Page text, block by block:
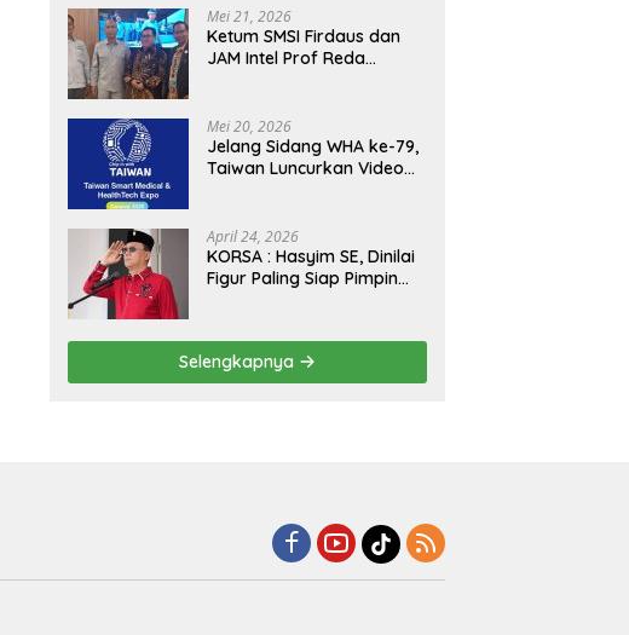
Mei 21, 2026
Ketum SMSI Firdaus dan
JAM Intel Prof Reda
SMSI Sukseskan Jaga
Desa dan Jaga Dapur
MBG, Perkuat Pengawasan
Mei 20, 2026
Jelang Sidang WHA ke-79,
Taiwan Luncurkan Video
Inovasi Kesehatan Global
April 24, 2026
KORSA : Hasyim SE, Dinilai
Figur Paling Siap Pimpin
Selengkapnya